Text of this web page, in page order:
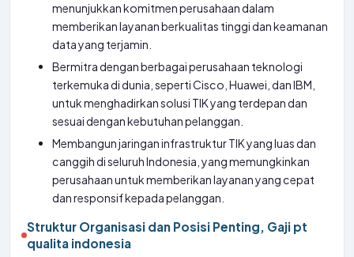
menunjukkan komitmen perusahaan dalam
memberikan layanan berkualitas tinggi dan keamanan
data yang terjamin.
Bermitra dengan berbagai perusahaan teknologi
terkemuka di dunia, seperti Cisco, Huawei, dan IBM,
untuk menghadirkan solusi TIK yang terdepan dan
sesuai dengan kebutuhan pelanggan.
Membangun jaringan infrastruktur TIK yang luas dan
canggih di seluruh Indonesia, yang memungkinkan
perusahaan untuk memberikan layanan yang cepat
dan responsif kepada pelanggan.
Struktur Organisasi dan Posisi Penting, Gaji pt
qualita indonesia